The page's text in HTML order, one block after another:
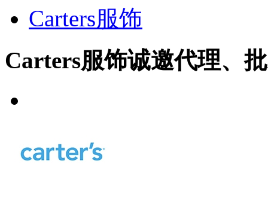
Carters服饰
Carters服饰诚邀代理、